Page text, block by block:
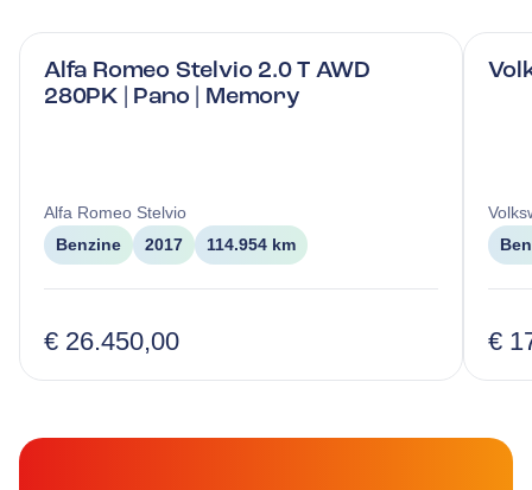
Alfa Romeo Stelvio 2.0 T AWD
280PK | Pano | Memory
Alfa Romeo Stelvio
Benzine
2017 114.954 km
€ 26.450,00 €